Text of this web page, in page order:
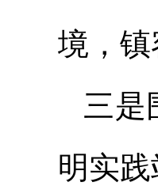
境，
三是
明实